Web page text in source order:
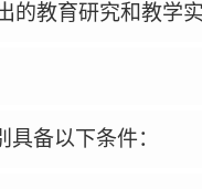
教育研究和教学
备以下条件：